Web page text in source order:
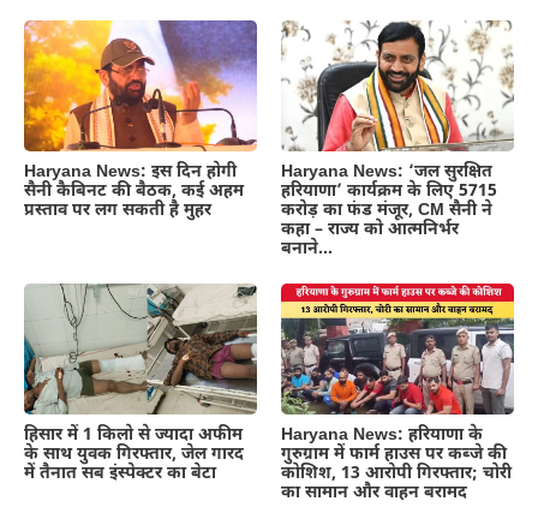
Haryana News: इस दिन होगी
सैनी कैबिनट की बैठक, कई अहम
प्रस्ताव पर लग सकती है मुहर
Haryana News: ‘जल सुरक्षित
हरियाणा’ कार्यक्रम के लिए 5715
करोड़ का फंड मंजूर, CM सैनी ने
कहा – राज्य को आत्मनिर्भर
बनाने…
हिसार में 1 किलो से ज्यादा अफीम
के साथ युवक गिरफ्तार, जेल गारद
में तैनात सब इंस्पेक्टर का बेटा
Haryana News: हरियाणा के
गुरुग्राम में फार्म हाउस पर कब्जे की
कोशिश, 13 आरोपी गिरफ्तार; चोरी
का सामान और वाहन बरामद